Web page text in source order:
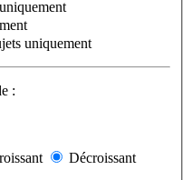
uniquement
:
Décroissant